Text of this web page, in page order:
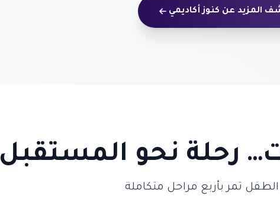
المزيد عن كنوز أكاديمي
رحلة نحو المستقبل
الطفل تمر بأربع مراحل متكاملة